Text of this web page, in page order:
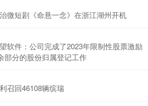
微短剧《命悬一念》在浙江湖州开机
软件：公司完成了2023年限制性股票激励
部分的股份归属登记工作
召回46108辆缤瑞